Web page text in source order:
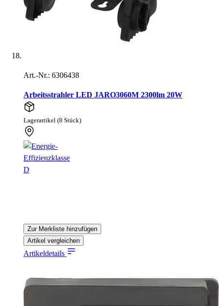
Art.-Nr.: 6306438
Arbeitsstrahler LED JARO3060M 2300lm 20W
Lagerartikel (8 Stück)
Zur Merkliste hinzufügen
Artikel vergleichen
Artikeldetails